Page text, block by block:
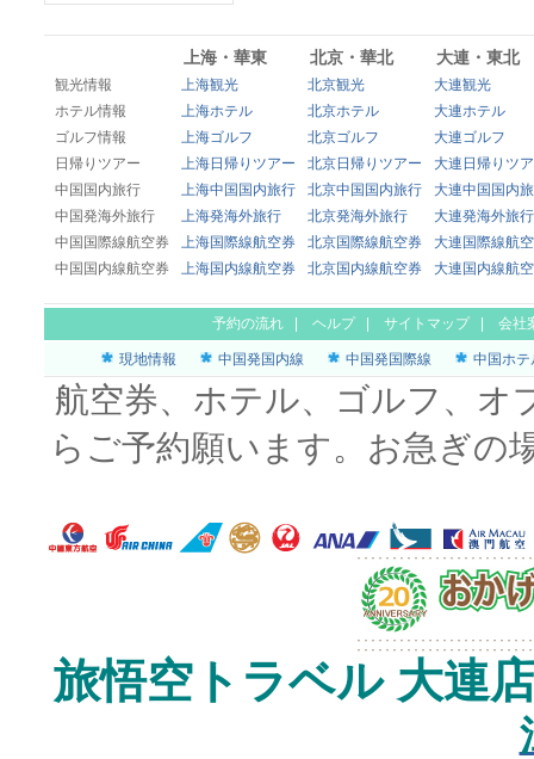
上海・華東 北京・華北 大連・東北
観光情報 上海観光 北京観光
大連観光
ホテル情報
上海ホテル 北京ホテル
大連ホテル
ゴルフ情報
上海ゴルフ 北京ゴルフ
大連ゴルフ
日帰りツアー
上海日帰りツアー 北京日帰りツアー
大連日帰りツ
中国国内旅行
上海中国国内旅行 北京中国国内旅行
大連中国国内
中国発海外旅行
上海発海外旅行 北京発海外旅行
大連発海外旅行
中国国際線航空券
上海国際線航空券 北京国際線航空券
大連国際線航
中国国内線航空券
上海国内線航空券 北京国内線航空券 大連国内線航
予約の流れ ヘルプ| サイトマップ| 会社
現地情報 中国発国内線 中国発国際線 中国ホテ
航空券、ホテル、ゴルフ、オ
らご予約願います。お急ぎの
旅悟空トラベル 大連